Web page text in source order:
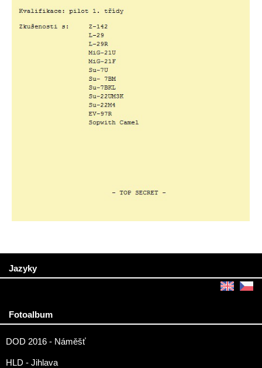
Jazyky
Fotoalbum
DOD 2016 - Náměšť
HLD - Jihlava